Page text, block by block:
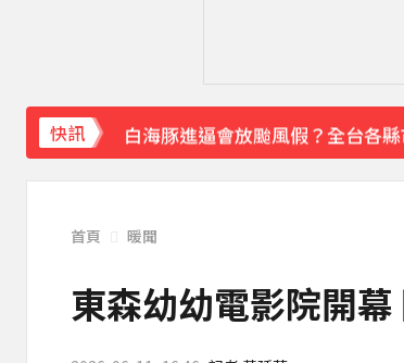
快訊 白海豚進逼會放颱風假？全台各
《理財達人秀》X 安聯投信免費
下載東森App，隨時掌握天下大小
川普簽署行政命令！限縮出生公
首頁 暖聞
東森幼幼電影院開